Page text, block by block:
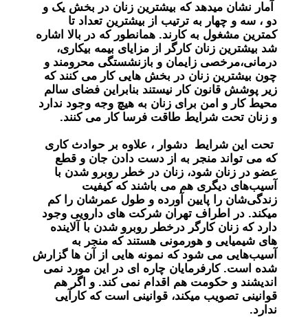
آمار نشان میدهد که بیشترین زنان در بخش یک و
دو ، سه و چهار به ترتیب از بیشترین تعداد تا
کمترین مشغول به کارند. همانطور که در بالا اشاره
شد بیشترین زنان کارگر از مزایای بیمه بیکاری،
درمانی،مرخصی زایمان و بازنشستگی محرومند و
چون بیشترین زنان در بخش هایی کار می کنند که
زیر پوشش قانون کار نیستند بنابراین فضای سالم
محیط کار و امن برای زنان به هیچ وجه وجود ندارد
و زنان تحت شرایط طاقت فرسا کار می کنند.
تحت این شرایط دشوار ، علاوه بر حوادث کاری
که می تواند منجر به از دست دادن جان و قطع
عضو در زنان شود، زنان در خطر روبرو شدن با
آسیب‌های دیگری هم می باشند که کیفیت
زندگی‌شان را پایین آورده و طول عمرشان را کم
میکند. در اطراف تهران شرکت های دارویی وجود
دارد که زنان کارگر درخطر روبرو شدن با آلاینده
های شیمیایی و هورمونی هستند که منجر به
آسیب‌هایی می شود که نمونه هایی از آن ها گزارش
شده است. کارفرمایان چاره ای در این مورد نمی
اندیشند و حکومت هم اقدام نمی کند. و اگر هم
قوانینی تصویب میکند، قوانینی است که کارآیی
ندارد.